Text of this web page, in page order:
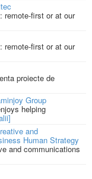
remote-first or at our
remote-first or at our
proiecte de
Group
helping
and
Human Strategy
and communications